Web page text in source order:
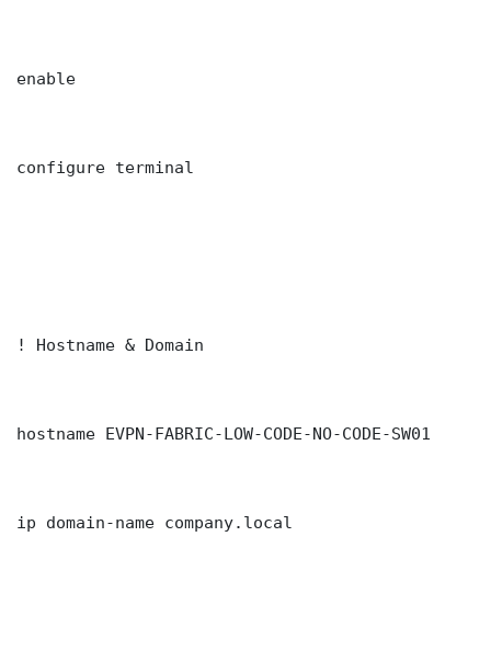
enable
configure terminal
! Hostname & Domain
hostname EVPN-FABRIC-LOW-CODE-NO-CODE-SW01
ip domain-name company.local